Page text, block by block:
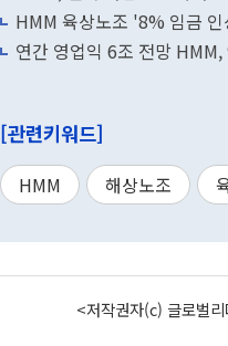
HMM 육상노조 '8% 임금
연간 영업익 6조 전망
[관련키워드]
HMM 해상노조
<저작권자(c) 글로벌